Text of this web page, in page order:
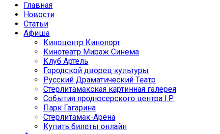
Главная
Новости
Статьи
Афиша
Киноцентр Кинопорт
Кинотеатр Мираж Синема
Клуб Артель
Городской дворец культуры
Русский Драматический Театр
Стерлитамакская картинная галерея
События продюсерского центра I.P.
Парк Гагарина
Стерлитамак-Арена
Купить билеты онлайн